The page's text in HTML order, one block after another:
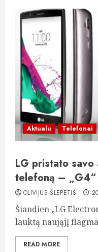
Aktualu Telefonai
LG pristato savo
telefoną – „G4“
OLIVIJUS ŠLEPETIS
Šiandien „LG
lauktą naująjį
READ MORE